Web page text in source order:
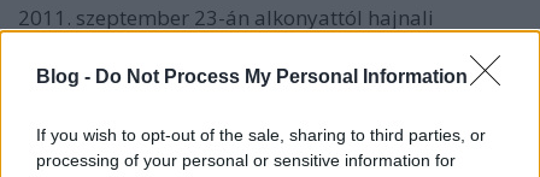
Blog - Do Not Process My Personal Information
If you wish to opt-out of the sale, sharing to third parties, or
processing of your personal or sensitive information for
2011. szeptember 23-án alkonyattól hajnali
közgazdaságtudományunk és a pénzpiacok uralta
és a rendezvény központi gondolata a helyi léptékű
és fókuszú gazdaságszervezés: